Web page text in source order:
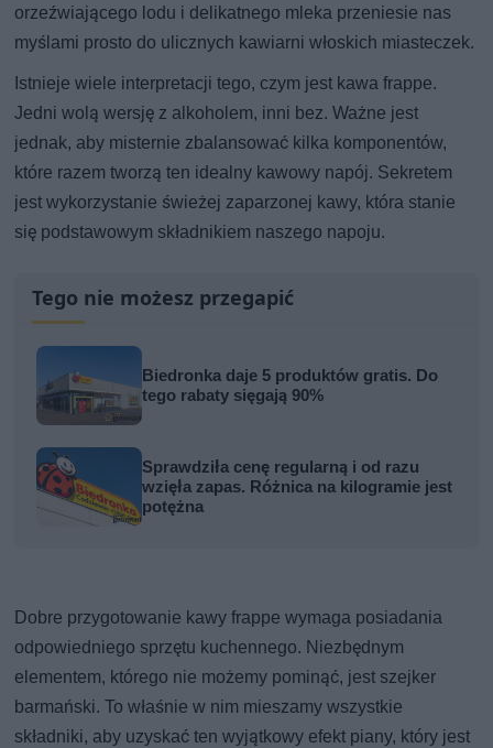
orzeźwiającego lodu i delikatnego mleka przeniesie nas
myślami prosto do ulicznych kawiarni włoskich miasteczek.
Istnieje wiele interpretacji tego, czym jest kawa frappe.
Jedni wolą wersję z alkoholem, inni bez. Ważne jest
jednak, aby misternie zbalansować kilka komponentów,
które razem tworzą ten idealny kawowy napój. Sekretem
jest wykorzystanie świeżej zaparzonej kawy, która stanie
się podstawowym składnikiem naszego napoju.
Tego nie możesz przegapić
Biedronka daje 5 produktów gratis. Do
tego rabaty sięgają 90%
Sprawdziła cenę regularną i od razu
wzięła zapas. Różnica na kilogramie jest
potężna
Dobre przygotowanie kawy frappe wymaga posiadania
odpowiedniego sprzętu kuchennego. Niezbędnym
elementem, którego nie możemy pominąć, jest szejker
barmański. To właśnie w nim mieszamy wszystkie
składniki, aby uzyskać ten wyjątkowy efekt piany, który jest